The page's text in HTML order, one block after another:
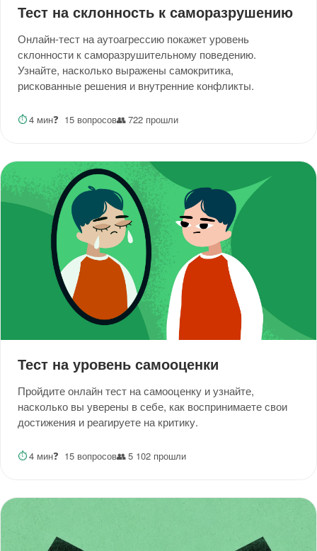
Тест на склонность к саморазрушению
Онлайн-тест на аутоагрессию покажет уровень
склонности к саморазрушительному поведению.
Узнайте, насколько выражены самокритика,
рискованные решения и внутренние конфликты.
⏱4 мин❓ 15 вопросов👥722 прошли
Тест на уровень самооценки
Пройдите онлайн тест на самооценку и узнайте,
насколько вы уверены в себе, как воспринимаете свои
достижения и реагируете на критику.
⏱4 мин❓ 15 вопросов👥5 102 прошли